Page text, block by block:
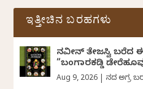
ಇತ್ತೀಚಿನ ಬರಹಗಳು
ನವೀನ್‌ ತೇಜಸ್ವಿ ಬರೆದ
“ಬಂಗಾರಕಡ್ಡಿ
Aug 9, 2026 ದಿನದ ಅಗ್ರ